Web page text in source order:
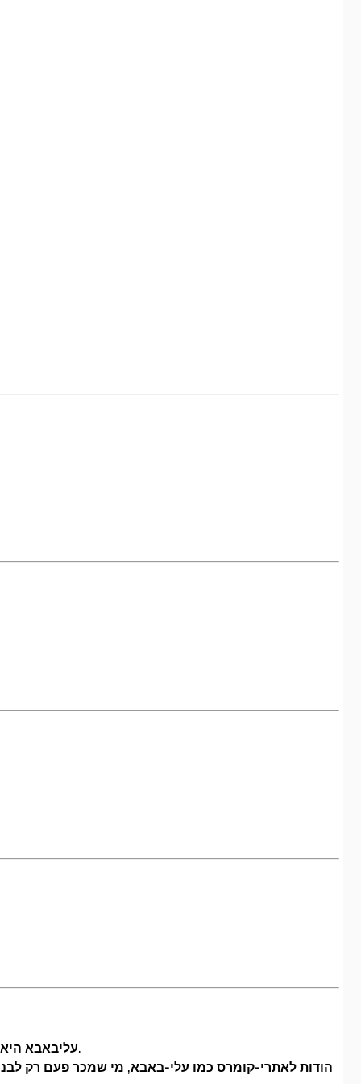
עליבאבא היא דוגמה חיה לגלובליזציה: יצרנים ממקומות נידחים בסין מספקים כיום שירות גם ללקוחות פרטיים בישראל ולכל העולם.
הודות לאתרי-קומרס כמו עלי-באבא, מי שמכר פעם רק